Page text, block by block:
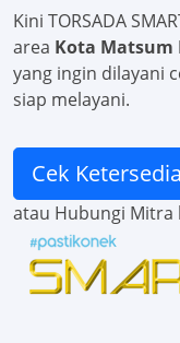
Kini TORSADA
area Kota Matsum
yang ingin dilayani
siap melayani.
Cek
atau Hubungi Mitra